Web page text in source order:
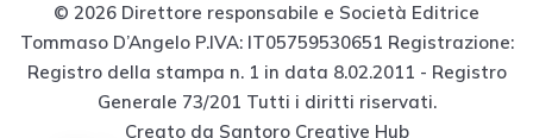
© 2026 Direttore responsabile e Società Editrice
Tommaso D’Angelo P.IVA: IT05759530651 Registrazione:
Registro della stampa n. 1 in data 8.02.2011 - Registro
Generale 73/201 Tutti i diritti riservati.
Creato da Santoro Creative Hub